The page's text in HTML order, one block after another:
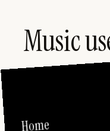
Music
Home